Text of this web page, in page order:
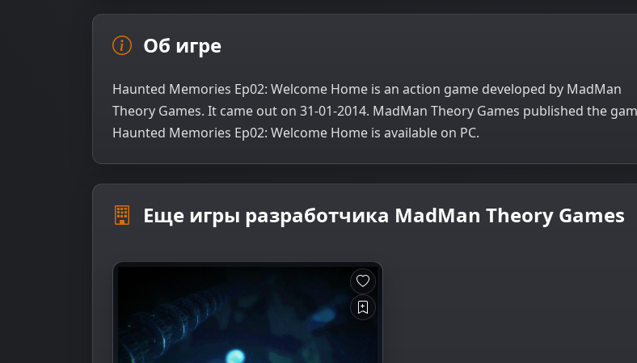
Об игре
Haunted Memories Ep02: Welcome Home is an action game developed by MadMan
Theory Games. It came out on 31-01-2014. MadMan Theory Games published the
Haunted Memories Ep02: Welcome Home is available on PC.
Еще игры разработчика MadMan Theory Games